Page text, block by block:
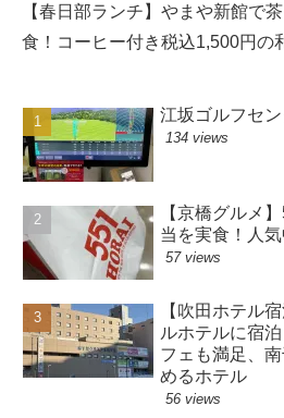
【春日部ランチ】やまや新館で
食！コーヒー付き税込1,500円の
江坂ゴルフセ
134 views
【京橋グルメ
当を実食！人
57 views
【吹田ホテル
ルホテルに宿
フェも満足、
めるホテル
56 views